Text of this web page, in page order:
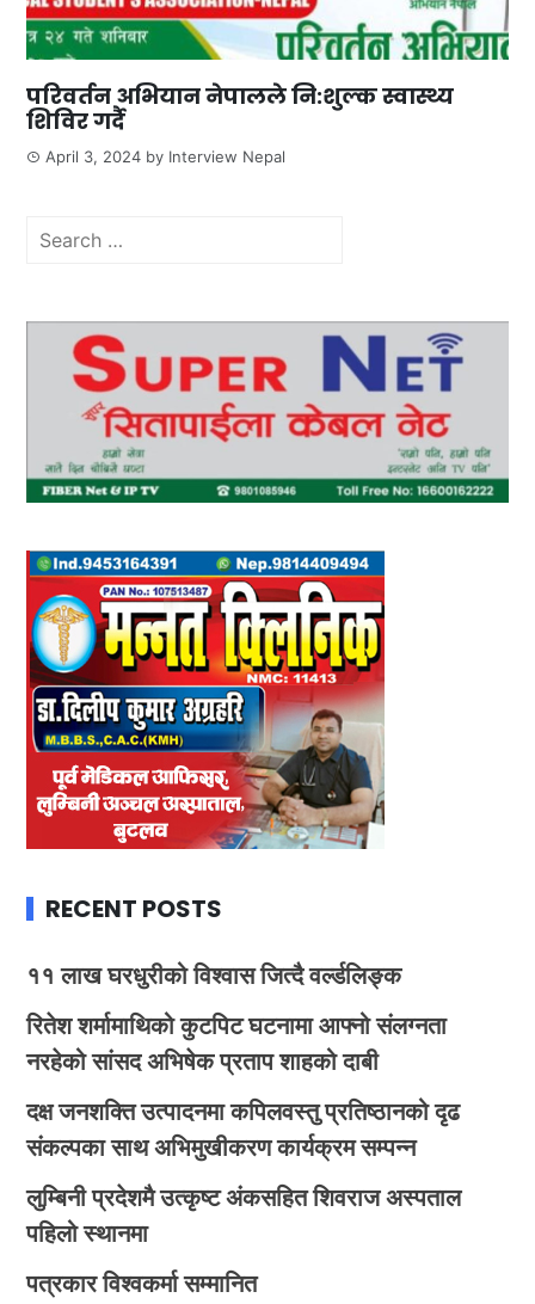
परिवर्तन अभियान नेपालले नि:शुल्क स्वास्थ्य
शिविर गर्दै
April 3, 2024 by Interview Nepal
Search
RECENT POSTS
११ लाख घरधुरीको विश्वास जित्दै वर्ल्डलिङ्क
रितेश शर्मामाथिको कुटपिट घटनामा आफ्नो संलग्नता
नरहेको सांसद अभिषेक प्रताप शाहको दाबी
दक्ष जनशक्ति उत्पादनमा कपिलवस्तु प्रतिष्ठानको दृढ
संकल्पका साथ अभिमुखीकरण कार्यक्रम सम्पन्न
लुम्बिनी प्रदेशमै उत्कृष्ट अंकसहित शिवराज अस्पताल
पहिलो स्थानमा
पत्रकार विश्वकर्मा सम्मानित